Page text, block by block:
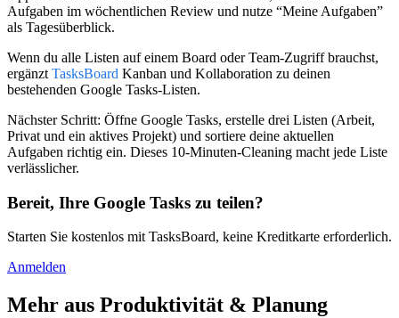
Aufgaben im wöchentlichen Review und nutze “Meine Aufgaben”
als Tagesüberblick.
Wenn du alle Listen auf einem Board oder Team-Zugriff brauchst,
ergänzt TasksBoard Kanban und Kollaboration zu deinen
bestehenden Google Tasks-Listen.
Nächster Schritt: Öffne Google Tasks, erstelle drei Listen (Arbeit,
Privat und ein aktives Projekt) und sortiere deine aktuellen
Aufgaben richtig ein. Dieses 10-Minuten-Cleaning macht jede Liste
verlässlicher.
Bereit, Ihre Google Tasks zu teilen?
Starten Sie kostenlos mit TasksBoard, keine Kreditkarte erforderlich.
Anmelden
Mehr aus Produktivität & Planung